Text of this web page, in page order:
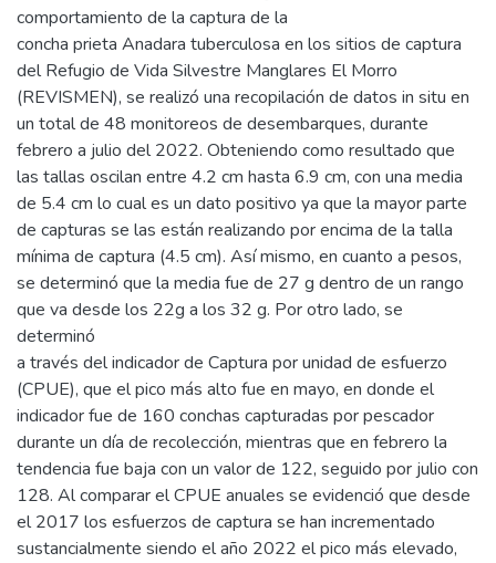
comportamiento de la captura de la
concha prieta Anadara tuberculosa en los sitios de captura
del Refugio de Vida Silvestre Manglares El Morro
(REVISMEN), se realizó una recopilación de datos in situ en
un total de 48 monitoreos de desembarques, durante
febrero a julio del 2022. Obteniendo como resultado que
las tallas oscilan entre 4.2 cm hasta 6.9 cm, con una media
de 5.4 cm lo cual es un dato positivo ya que la mayor parte
de capturas se las están realizando por encima de la talla
mínima de captura (4.5 cm). Así mismo, en cuanto a pesos,
se determinó que la media fue de 27 g dentro de un rango
que va desde los 22g a los 32 g. Por otro lado, se
determinó
a través del indicador de Captura por unidad de esfuerzo
(CPUE), que el pico más alto fue en mayo, en donde el
indicador fue de 160 conchas capturadas por pescador
durante un día de recolección, mientras que en febrero la
tendencia fue baja con un valor de 122, seguido por julio con
128. Al comparar el CPUE anuales se evidenció que desde
el 2017 los esfuerzos de captura se han incrementado
sustancialmente siendo el año 2022 el pico más elevado,